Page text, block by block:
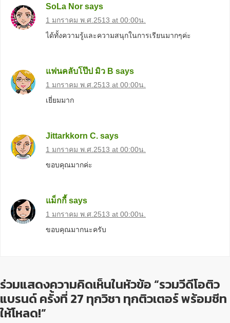
SoLa Nor says
1 มกราคม พ.ศ.2513 at 00:00น.
ได้ทั้งความรู้และความสนุกในการเรียนมากๆค่ะ
แฟนคลับโป๊ป มิว B says
1 มกราคม พ.ศ.2513 at 00:00น.
เยี่ยมมาก
Jittarkkorn C. says
1 มกราคม พ.ศ.2513 at 00:00น.
ขอบคุณมากค่ะ
แม็กกี้ says
1 มกราคม พ.ศ.2513 at 00:00น.
ขอบคุณมากนะครับ
ร่วมแสดงความคิดเห็นในหัวข้อ “รวมวีดีโอติว
แบรนด์ ครั้งที่ 27 ทุกวิชา ทุกติวเตอร์ พร้อมชีท
ให้โหลด!”